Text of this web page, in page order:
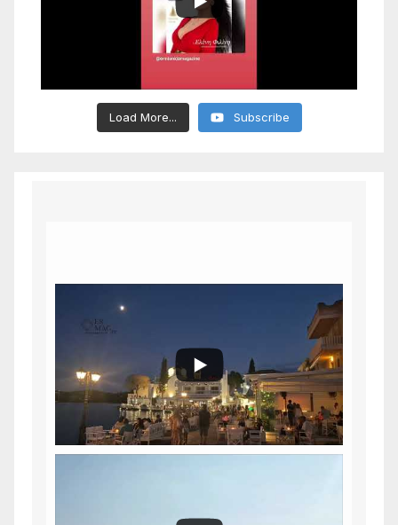
Load More... Subscribe